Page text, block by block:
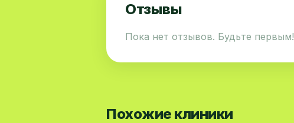
Отзывы
Пока нет отзывов. Будьте первым!
Похожие клиники